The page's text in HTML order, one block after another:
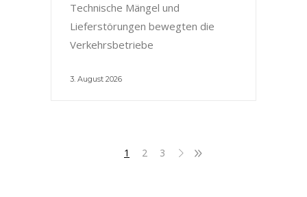
Technische Mängel und
Lieferstörungen bewegten die
Verkehrsbetriebe
3. August 2026
1 2 3